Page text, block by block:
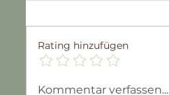
Rating hinzufügen
Kommentar verfassen...